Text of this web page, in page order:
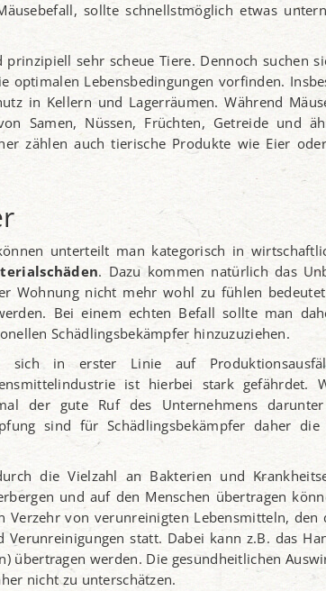
sollte schnellstmöglich etwas
sehr scheue Tiere. Dennoch suchen
optimalen Lebensbedingungen vorfinden.
in Kellern und Lagerräumen. Während
Samen, Nüssen, Früchten, Getreide und
zählen auch tierische Produkte wie Eier
unterteilt man kategorisch in
. Dazu kommen natürlich das
Wohnung nicht mehr wohl zu fühlen
Bei einem echten Befall sollte man
Schädlingsbekämpfer hinzuzuziehen.
sich in erster Linie auf
ist hierbei stark gefährdet.
der gute Ruf des Unternehmens
sind für Schädlingsbekämpfer daher die
die Vielzahl an Bakterien und
und auf den Menschen übertragen
Verzehr von verunreinigten Lebensmitteln, den
statt. Dabei kann z.B. das
übertragen werden. Die gesundheitlichen
nicht zu unterschätzen.